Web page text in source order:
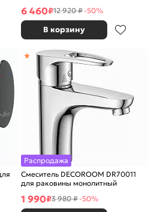
6 460₽12 920 ₽-50%
В корзину
Распродажа
Смеситель DECOROOM DR70011
для раковины монолитный
1 990₽3 980 ₽-50%